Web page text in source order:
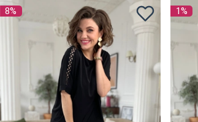
8% 1%